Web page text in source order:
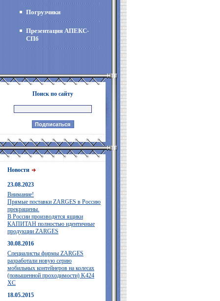
Погрузчики
Презентация АПЕКС-
СПб
Поиск по сайту
Новости
23.08.2023
Внимание!
Прямые поставки ZARGES в Россию
прекращены.
В России производятся ящики
КАПИТАН полностью идентичные
продукции ZARGES
30.08.2016
Специалисты фирмы ZARGES
разработали новую серию
мобильных контейнеров на колесах
(повышенной проходимости) K424
XC
18.05.2015